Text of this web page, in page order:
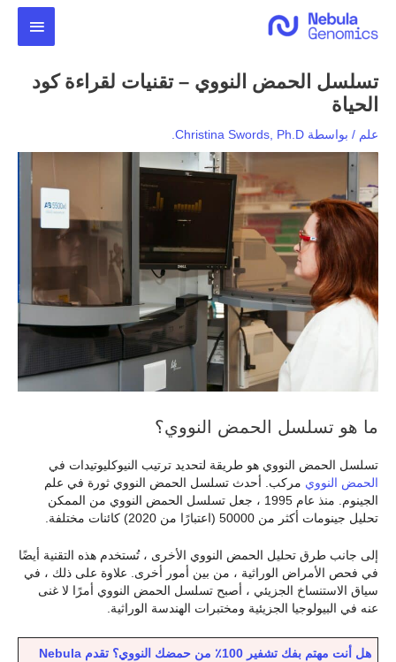
المحتوى
تسلسل الحمض النووي – تقنيات لقراءة كود
الحياة
علم / بواسطة Christina Swords, Ph.D.
ما هو تسلسل الحمض النووي؟
تسلسل الحمض النووي هو طريقة لتحديد ترتيب النيوكليوتيدات في
الحمض النووي مركب. أحدث تسلسل الحمض النووي ثورة في علم
الجينوم. منذ عام 1995 ، جعل تسلسل الحمض النووي من الممكن
تحليل جينومات أكثر من 50000 (اعتبارًا من 2020) كائنات مختلفة.
إلى جانب طرق تحليل الحمض النووي الأخرى ، تُستخدم هذه التقنية أيضًا
في فحص الأمراض الوراثية ، من بين أمور أخرى. علاوة على ذلك ، في
سياق الاستنساخ الجزيئي ، أصبح تسلسل الحمض النووي أمرًا لا غنى
عنه في البيولوجيا الجزيئية ومختبرات الهندسة الوراثية.
هل أنت مهتم بفك تشفير 100٪ من حمضك النووي؟ تقدم Nebula